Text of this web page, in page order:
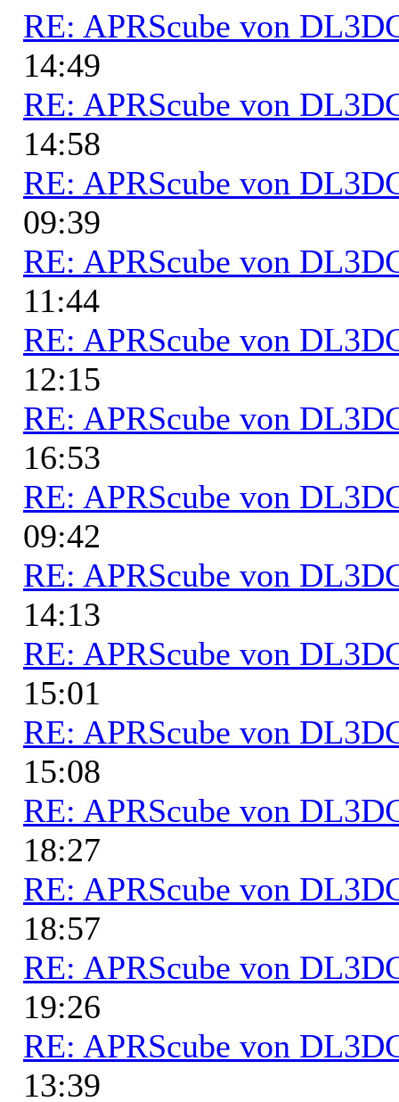
RE: APRScube von
14:49
RE: APRScube von
14:58
RE: APRScube von
09:39
RE: APRScube von
11:44
RE: APRScube von
12:15
RE: APRScube von
16:53
RE: APRScube von
09:42
RE: APRScube von
14:13
RE: APRScube von
15:01
RE: APRScube von
15:08
RE: APRScube von
18:27
RE: APRScube von
18:57
RE: APRScube von
19:26
RE: APRScube von
13:39